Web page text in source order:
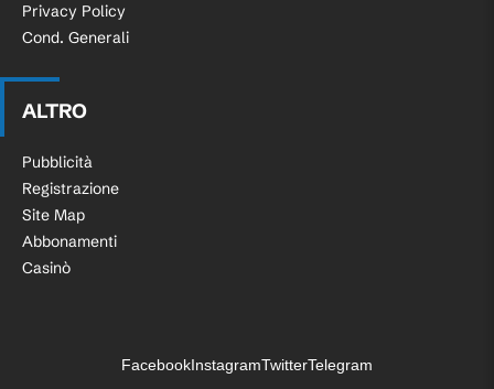
Privacy Policy
Cond. Generali
ALTRO
Pubblicità
Registrazione
Site Map
Abbonamenti
Casinò
FacebookInstagramTwitterTelegram